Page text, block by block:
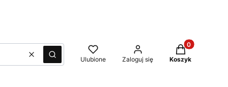
WyczyśćSzukaj Ulubione Zaloguj się
Produkty w
Koszyk